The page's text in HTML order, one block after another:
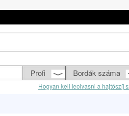
Hogyan kell leolvasni a hajtószíj